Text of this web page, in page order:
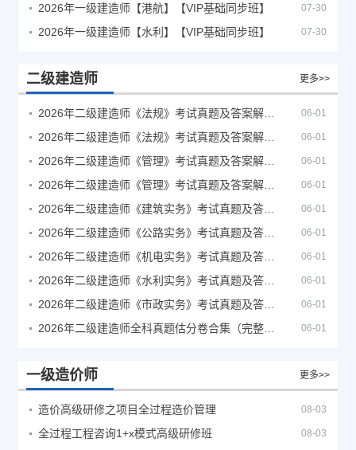
2026年一级建造师【港航】【VIP基础同步班】 07-30
2026年一级建造师【水利】【VIP基础同步班】 07-30
二级建造师 更多>>
06-01
06-01
06-01
06-01
06-01
06-01
06-01
06-01
06-01
06-01
一级造价师 更多>>
造价高级研修之项目全过程造价管理 08-03
全过程工程咨询1+x模式高级研修班 08-03